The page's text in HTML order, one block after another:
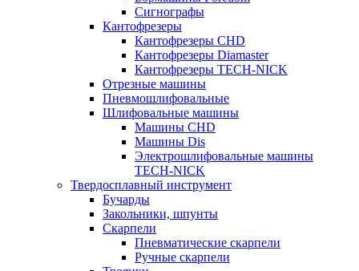
Сигнографы
Кантофрезеры
Кантофрезеры CHD
Кантофрезеры Diamaster
Кантофрезеры TECH-NICK
Отрезные машины
Пневмошлифовальные
Шлифовальные машины
Машины CHD
Машины Dis
Электрошлифовальные машины
TECH-NICK
Твердосплавный инструмент
Бучарды
Закольники, шпунты
Скарпели
Пневматические скарпели
Ручные скарпели